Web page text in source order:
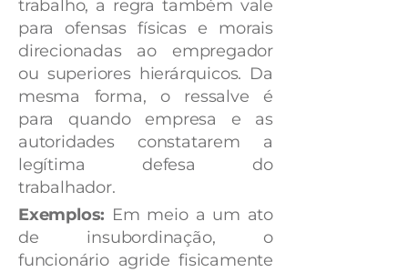
trabalho, a regra também vale
para ofensas físicas e morais
direcionadas ao empregador
ou superiores hierárquicos. Da
mesma forma, o ressalve é
para quando empresa e as
autoridades constatarem a
legítima defesa do
trabalhador.
Exemplos: Em meio a um ato
de insubordinação, o
funcionário agride fisicamente